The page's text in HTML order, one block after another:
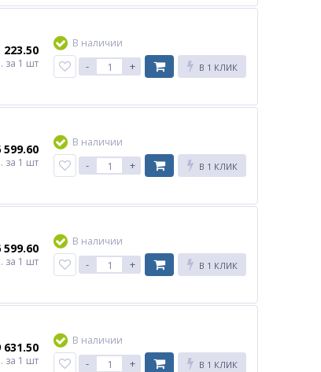
223.50
за 1 шт
В наличии
- + В 1 КЛИК
599.60
за 1 шт
В наличии
- + В 1 КЛИК
599.60
за 1 шт
В наличии
- + В 1 КЛИК
631.50
за 1 шт
В наличии
- + В 1 КЛИК